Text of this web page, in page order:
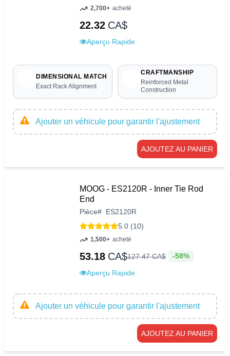
2,700+ acheté
22.32 CA$
Aperçu Rapide
DIMENSIONAL MATCH
Exact Rack Alignment
CRAFTMANSHIP
Reinforced Metal
Construction
Ajouter un véhicule pour garantir l'ajustement
AJOUTEZ AU PANIER
MOOG - ES2120R - Inner Tie Rod
End
Pièce# ES2120R
5.0 (10)
1,500+ acheté
53.18 CA$127.47CA$ -58%
Aperçu Rapide
Ajouter un véhicule pour garantir l'ajustement
AJOUTEZ AU PANIER